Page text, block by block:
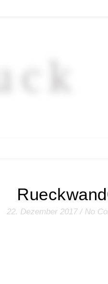
22. Dezember 2017 / No